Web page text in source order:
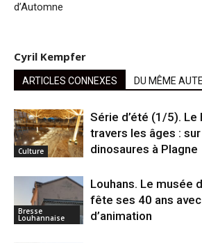
d’Automne
Cyril Kempfer
ARTICLES CONNEXES DU MÊME
Culture
Série d’été (1/5). Le
travers les âges :
dinosaures à Plagne
Bresse
Louhannaise
Louhans. Le musée
fête ses 40 ans
d’animation